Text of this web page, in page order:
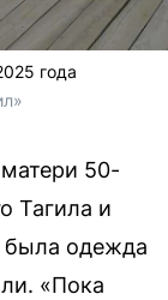
года
50-
Тагила и
была одежда
«Пока